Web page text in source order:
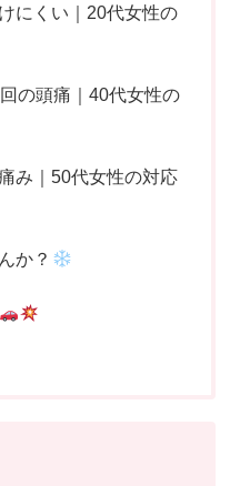
にくい｜20代女性の
の頭痛｜40代女性の
み｜50代女性の対応
か？